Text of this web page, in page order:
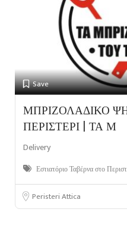
Save
ΜΠΡΙΖΟΛΑΔΙΚΟ
ΠΕΡΙΣΤΕΡΙ | ΤΑ Μ
Delivery
Εστιατόριο Ταβέρνα στο
Peristeri Attica